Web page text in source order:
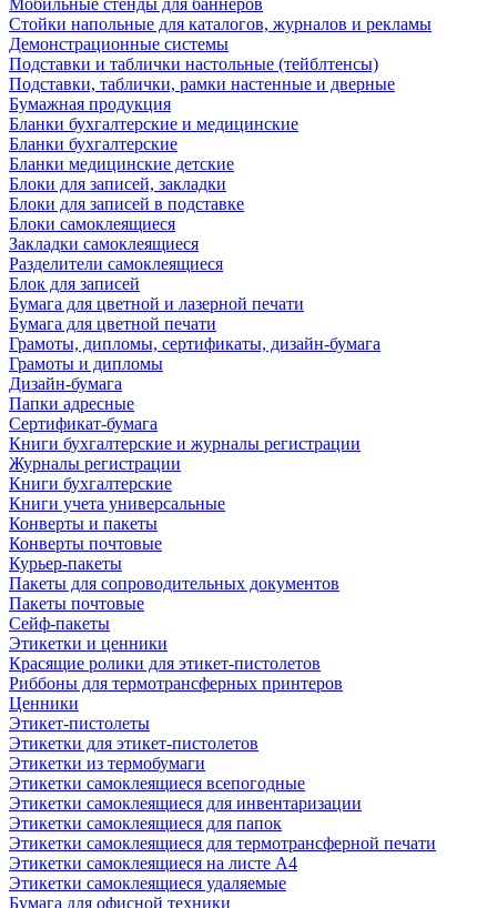
Мобильные стенды для баннеров
Стойки напольные для каталогов, журналов и рекламы
Демонстрационные системы
Подставки и таблички настольные (тейблтенсы)
Подставки, таблички, рамки настенные и дверные
Бумажная продукция
Бланки бухгалтерские и медицинские
Бланки бухгалтерские
Бланки медицинские детские
Блоки для записей, закладки
Блоки для записей в подставке
Блоки самоклеящиеся
Закладки самоклеящиеся
Разделители самоклеящиеся
Блок для записей
Бумага для цветной и лазерной печати
Бумага для цветной печати
Грамоты, дипломы, сертификаты, дизайн-бумага
Грамоты и дипломы
Дизайн-бумага
Папки адресные
Сертификат-бумага
Книги бухгалтерские и журналы регистрации
Журналы регистрации
Книги бухгалтерские
Книги учета универсальные
Конверты и пакеты
Конверты почтовые
Курьер-пакеты
Пакеты для сопроводительных документов
Пакеты почтовые
Сейф-пакеты
Этикетки и ценники
Красящие ролики для этикет-пистолетов
Риббоны для термотрансферных принтеров
Ценники
Этикет-пистолеты
Этикетки для этикет-пистолетов
Этикетки из термобумаги
Этикетки самоклеящиеся всепогодные
Этикетки самоклеящиеся для инвентаризации
Этикетки самоклеящиеся для папок
Этикетки самоклеящиеся для термотрансферной печати
Этикетки самоклеящиеся на листе А4
Этикетки самоклеящиеся удаляемые
Бумага для офисной техники